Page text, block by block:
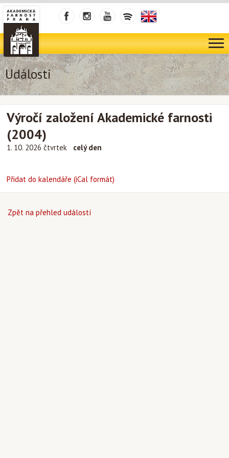
Události
Výročí založení Akademické farnosti
(2004)
1. 10. 2026 čtvrtek celý den
Přidat do kalendáře (iCal formát)
Zpět na přehled událostí